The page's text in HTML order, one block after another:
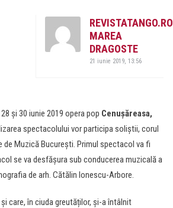
REVISTATANGO.RO
MAREA
DRAGOSTE
21 iunie 2019, 13:56
și 30 iunie 2019 opera pop Cenușăreasa,
spectacolului vor participa soliștii, corul
Muzică București. Primul spectacol va fi
se va desfășura sub conducerea muzicală a
de arh. Cătălin Ionescu-Arbore.
care, în ciuda greutăților, și-a întâlnit